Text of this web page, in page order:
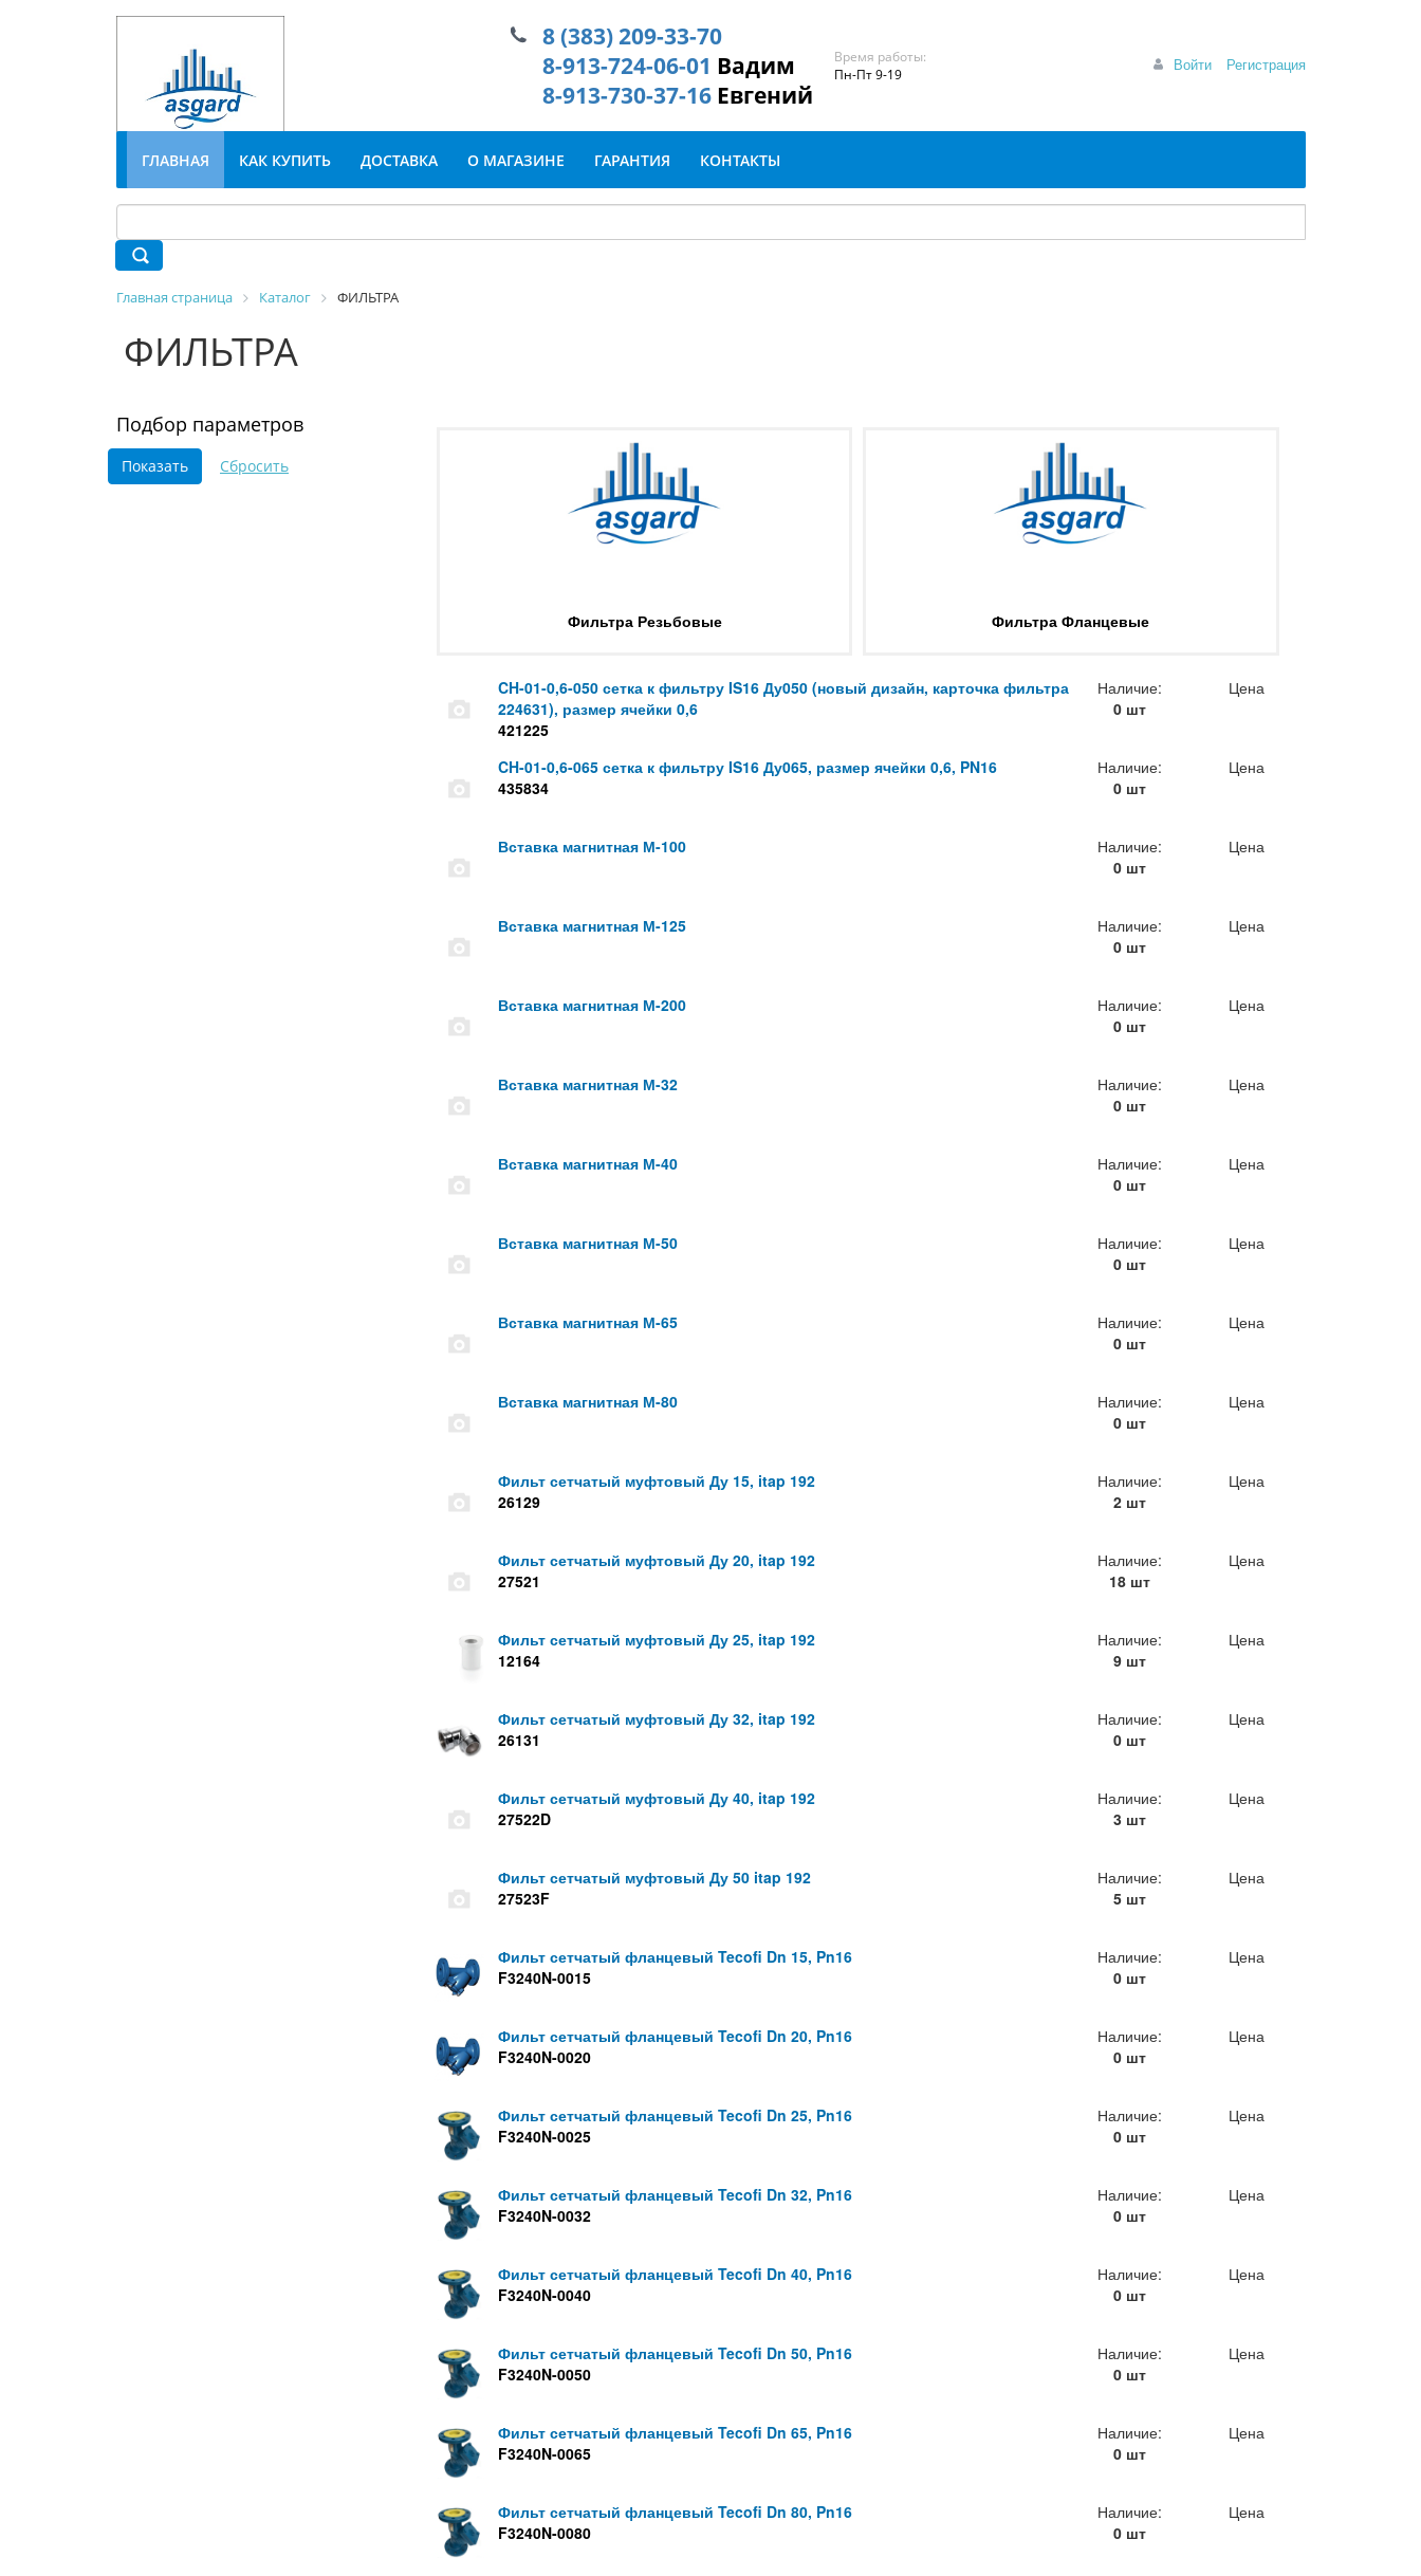
Войти Регистрация
8 (383) 209-33-70
8-913-724-06-01 Вадим
8-913-730-37-16 Евгений
Время работы:
Пн-Пт 9-19
ГЛАВНАЯ КАК КУПИТЬ ДОСТАВКА О МАГАЗИНЕ ГАРАНТИЯ КОНТАКТЫ
Главная страница Каталог ФИЛЬТРА
ФИЛЬТРА
Подбор параметров
Фильтра Резьбовые Фильтра Фланцевые
CH-01-0,6-050 сетка к фильтру IS16 Ду050 (новый дизайн, карточка фильтра
224631), размер ячейки 0,6
421225
Наличие:
0 шт
Цена
CH-01-0,6-065 сетка к фильтру IS16 Ду065, размер ячейки 0,6, PN16
435834
Наличие:
0 шт
Цена
Вставка магнитная М-100
Наличие:
0 шт
Цена
Вставка магнитная М-125
Наличие:
0 шт
Цена
Вставка магнитная М-200
Наличие:
0 шт
Цена
Вставка магнитная М-32
Наличие:
0 шт
Цена
Вставка магнитная М-40
Наличие:
0 шт
Цена
Вставка магнитная М-50
Наличие:
0 шт
Цена
Вставка магнитная М-65
Наличие:
0 шт
Цена
Вставка магнитная М-80
Наличие:
0 шт
Цена
Фильт сетчатый муфтовый Ду 15, itap 192
26129
Наличие:
2 шт
Цена
Фильт сетчатый муфтовый Ду 20, itap 192
27521
Наличие:
18 шт
Цена
Фильт сетчатый муфтовый Ду 25, itap 192
12164
Наличие:
9 шт
Цена
Фильт сетчатый муфтовый Ду 32, itap 192
26131
Наличие:
0 шт
Цена
Фильт сетчатый муфтовый Ду 40, itap 192
27522D
Наличие:
3 шт
Цена
Фильт сетчатый муфтовый Ду 50 itap 192
27523F
Наличие:
5 шт
Цена
Фильт сетчатый фланцевый Tecofi Dn 15, Pn16
F3240N-0015
Наличие:
0 шт
Цена
Фильт сетчатый фланцевый Tecofi Dn 20, Pn16
F3240N-0020
Наличие:
0 шт
Цена
Фильт сетчатый фланцевый Tecofi Dn 25, Pn16
F3240N-0025
Наличие:
0 шт
Цена
Фильт сетчатый фланцевый Tecofi Dn 32, Pn16
F3240N-0032
Наличие:
0 шт
Цена
Фильт сетчатый фланцевый Tecofi Dn 40, Pn16
F3240N-0040
Наличие:
0 шт
Цена
Фильт сетчатый фланцевый Tecofi Dn 50, Pn16
F3240N-0050
Наличие:
0 шт
Цена
Фильт сетчатый фланцевый Tecofi Dn 65, Pn16
F3240N-0065
Наличие:
0 шт
Цена
Фильт сетчатый фланцевый Tecofi Dn 80, Pn16
F3240N-0080
Наличие:
0 шт
Цена